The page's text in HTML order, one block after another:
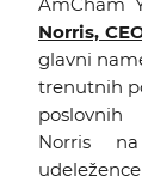
Norris,
glavni
trenutnih
Norris